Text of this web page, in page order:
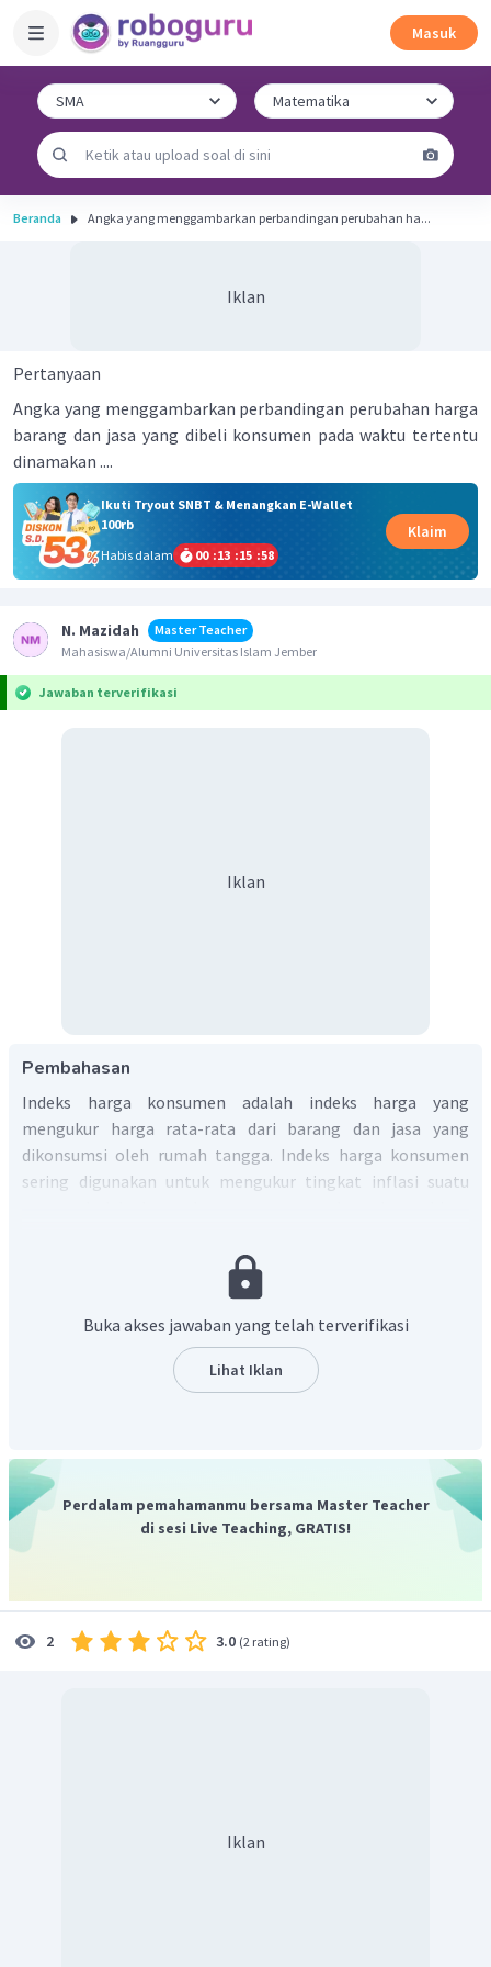
Masuk
Beranda Angka yang menggambarkan perbandingan perubahan ha...
Iklan
Pertanyaan
Angka yang menggambarkan perbandingan perubahan harga
barang dan jasa yang dibeli konsumen pada waktu tertentu
dinamakan ....
Ikuti Tryout SNBT & Menangkan E-Wallet
100rb
Habis dalam
00 :13 :15 :58
Klaim
N. Mazidah
Master Teacher
Mahasiswa/Alumni Universitas Islam Jember
Jawaban terverifikasi
Iklan
Pembahasan
Indeks harga konsumen adalah indeks harga yang
mengukur harga rata-rata dari barang dan jasa yang
dikonsumsi oleh rumah tangga. Indeks harga konsumen
sering digunakan untuk mengukur tingkat inflasi suatu
yang digunakan untuk mengamati perubahan dalam biaya
hidup sepanjang waktu. Indeks harga Konsumen
tingkat atau laju inflasi yang menjadi salah satu indikator
digunakan pemerintah untuk mengukur inflasi.
Jadi, angka yang menggambarkan perbandingan
konsumen.
Buka akses jawaban yang telah terverifikasi
Lihat Iklan
Perdalam pemahamanmu bersama Master Teacher
di sesi Live Teaching, GRATIS!
2 3.0 (2 rating)
Iklan